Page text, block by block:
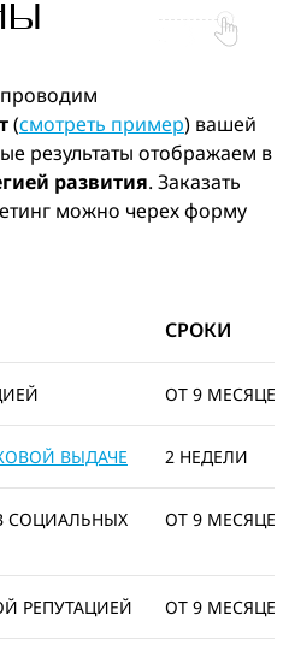
(смотреть пример) вашей
результаты отображаем в
развития. Заказать
можно черех форму
СРОКИ
ОТ 9 МЕСЯЦЕВ
ВЫДАЧЕ 2 НЕДЕЛИ
СОЦИАЛЬНЫХ
ОТ 9 МЕСЯЦЕВ
РЕПУТАЦИЕЙ ОТ 9 МЕСЯЦЕВ